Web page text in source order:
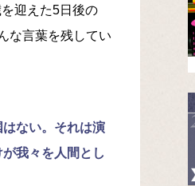
迎えた5日後の
な言葉を残してい
ない。それは演
我々を人間とし